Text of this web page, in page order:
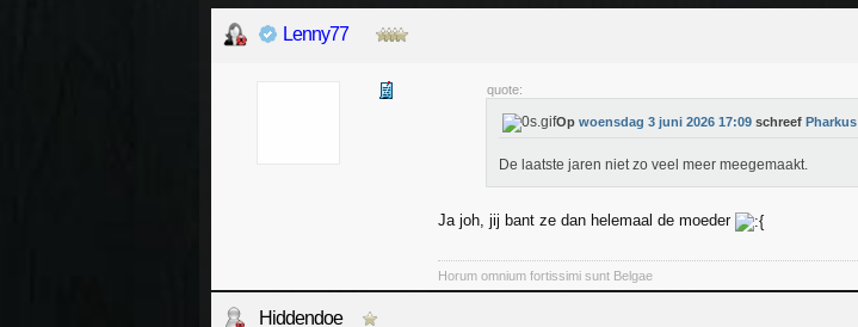
Lenny77
quote:
Op woensdag 3 juni 2026 17:09 schreef Pharkus
De laatste jaren niet zo veel meer meegemaakt.
Ja joh, jij bant ze dan helemaal de moeder
Horum omnium fortissimi sunt Belgae
Hiddendoe